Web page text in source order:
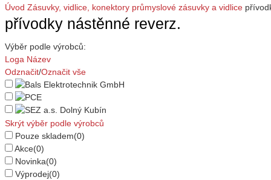
Úvod Zásuvky, vidlice, konektory průmyslové zásuvky a vidlice
přívodky nástěnné reverz.
Výběr podle výrobců:
Loga Název
Odznačit/Označit vše
Skrýt výběr podle výrobců
Pouze skladem(0)
Akce(0)
Novinka(0)
Výprodej(0)